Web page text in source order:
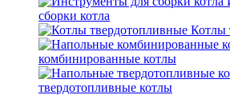
сборки котла
Котлы
комбинированные котлы
твердотопливные котлы